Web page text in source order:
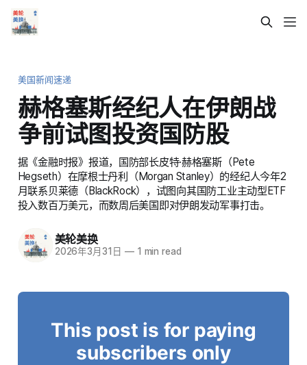
美国新闻速递
赫格塞斯经纪人在伊朗战
争前试图投资国防股
据《金融时报》报道，国防部长皮特·赫格塞斯（Pete
Hegseth）在摩根士丹利（Morgan Stanley）的经纪人今年2
月联系贝莱德（BlackRock），试图向其国防工业主动型ETF
投入数百万美元，而数周后美国即对伊朗发动军事打击。
美轮美换
2026年3月31日 —1 min read
This post is for paying
subscribers only